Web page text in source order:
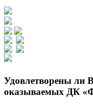
Удовлетворены ли
оказываемых ДК